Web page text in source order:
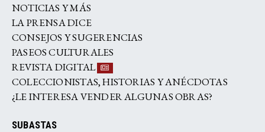
NOTICIAS Y MÁS
LA PRENSA DICE
CONSEJOS Y SUGERENCIAS
PASEOS CULTURALES
REVISTA DIGITAL
COLECCIONISTAS, HISTORIAS Y ANÉCDOTAS
¿LE INTERESA VENDER ALGUNAS OBRAS?
SUBASTAS